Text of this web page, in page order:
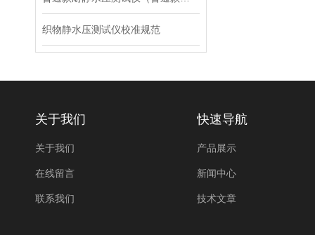
织物静水压测试仪校准规范
关于我们
关于我们
在线留言
联系我们
快速导航
产品展示
新闻中心
技术文章